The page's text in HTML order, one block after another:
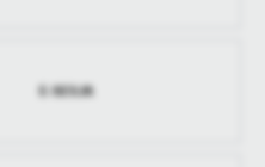
E-SESJA